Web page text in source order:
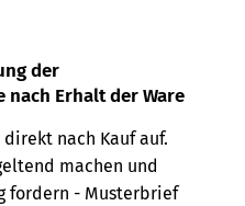
der
Erhalt der Ware
nach Kauf auf.
machen und
fordern - Musterbrief